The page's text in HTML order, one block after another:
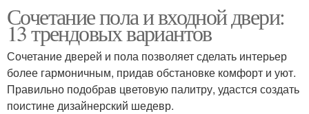
Сочетание пола и входной двери:
13 трендовых вариантов
Сочетание дверей и пола позволяет сделать интерьер
более гармоничным, придав обстановке комфорт и уют.
Правильно подобрав цветовую палитру, удастся создать
поистине дизайнерский шедевр.